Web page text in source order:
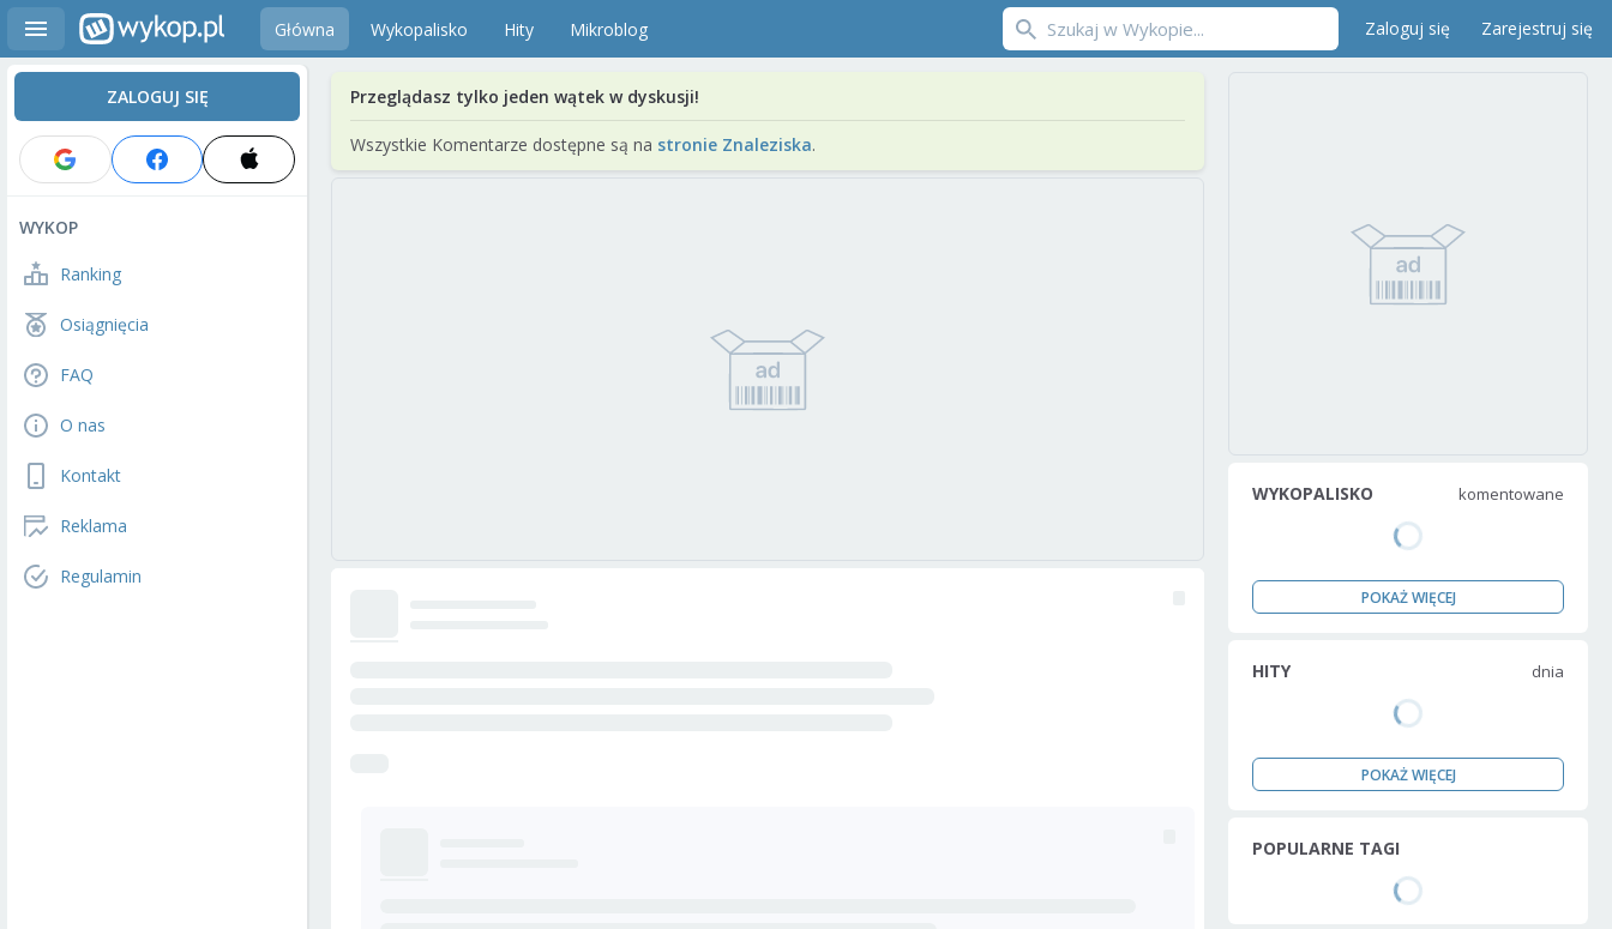
Główna Wykopalisko Hity Mikroblog Zaloguj się Zarejestruj się
ZALOGUJ SIĘ
WYKOP
Ranking
Osiągnięcia
FAQ
O nas
Kontakt
Reklama
Regulamin
Przeglądasz tylko jeden wątek w dyskusji!
Wszystkie Komentarze dostępne są na stronie Znaleziska.
WYKOPALISKO komentowane
POKAŻ WIĘCEJ
HITY dnia
POKAŻ WIĘCEJ
POPULARNE TAGI